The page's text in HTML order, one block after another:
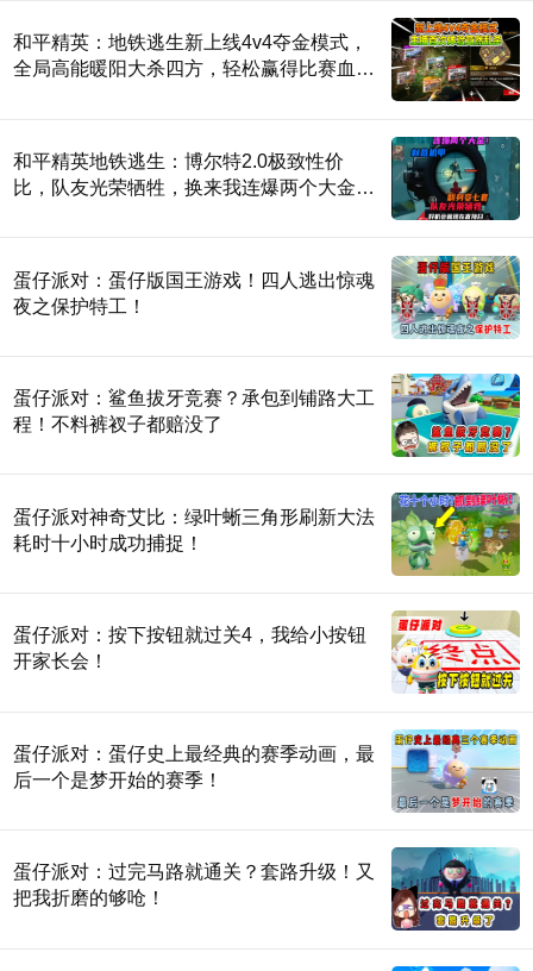
和平精英：地铁逃生新上线4v4夺金模式，
全局高能暖阳大杀四方，轻松赢得比赛血赚
和平精英地铁逃生：博尔特2.0极致性价
比，队友光荣牺牲，换来我连爆两个大金！
蛋仔派对：蛋仔版国王游戏！四人逃出惊魂
夜之保护特工！
蛋仔派对：鲨鱼拔牙竞赛？承包到铺路大工
程！不料裤衩子都赔没了
蛋仔派对神奇艾比：绿叶蜥三角形刷新大法
耗时十小时成功捕捉！
蛋仔派对：按下按钮就过关4，我给小按钮
开家长会！
蛋仔派对：蛋仔史上最经典的赛季动画，最
后一个是梦开始的赛季！
蛋仔派对：过完马路就通关？套路升级！又
把我折磨的够呛！